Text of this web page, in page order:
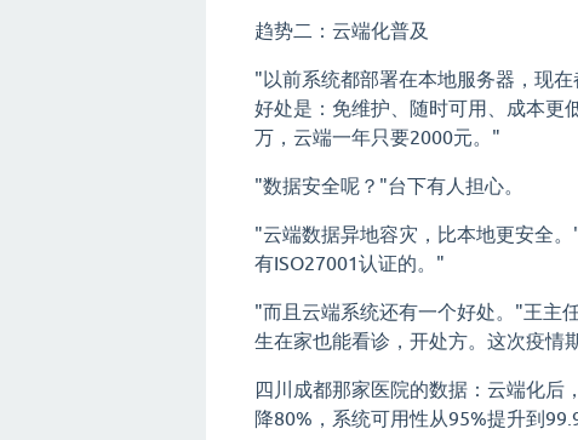
趋势二：云端化普及
"以前系统都部署在本地服务器，现
好处是：免维护、随时可用、成本更
万，云端一年只要2000元。"
"数据安全呢？"台下有人担心。
"云端数据异地容灾，比本地更安全
有ISO27001认证的。"
"而且云端系统还有一个好处。"王主
生在家也能看诊，开处方。这次疫情
四川成都那家医院的数据：云端化后
降80%，系统可用性从95%提升到